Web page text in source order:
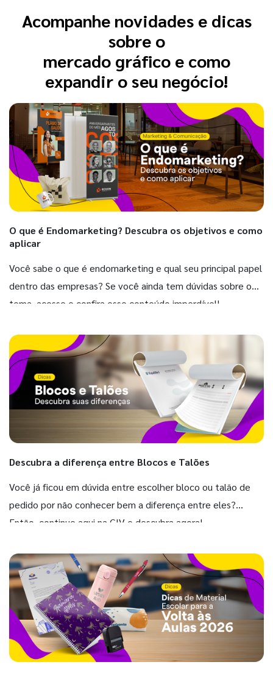
Acompanhe novidades e dicas
sobre o
mercado gráfico e como
expandir o seu negócio!
O que é Endomarketing? Descubra os objetivos e como
aplicar
Você sabe o que é endomarketing e qual seu principal papel
dentro das empresas? Se você ainda tem dúvidas sobre o
tema, acesse e confira esse conteúdo imperdível!
Descubra a diferença entre Blocos e Talões
Você já ficou em dúvida entre escolher bloco ou talão de
pedido por não conhecer bem a diferença entre eles?
Então, continue aqui na GIV e descubra agora!